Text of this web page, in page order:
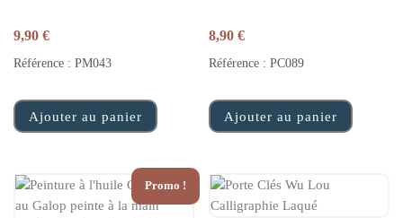
9,90 €
Référence : PM043
Ajouter au panier
8,90€
Référence : PC089
Ajouter au panier
Promo !